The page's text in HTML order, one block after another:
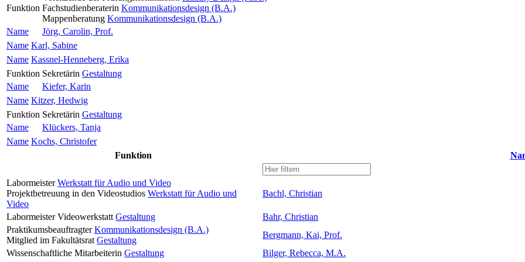
Funktion Fachstudienberaterin Kommunikationsdesign (B.A.)
Mappenberatung Kommunikationsdesign (B.A.)
Name
Jörg, Carolin, Prof.
Name Karl, Sabine
Name Kassnel-Henneberg, Erika
Funktion Sekretärin Gestaltung
Name
Kiefer, Karin
Name Kitzer, Hedwig
Funktion Sekretärin Gestaltung
Name
Klückers, Tanja
Name Kochs, Christofer
Funktion
LabormeisterWerkstatt für Audio und Video
Projektbetreuung in den Videostudios Werkstatt für Audio und
Video
Bachl, Christian
Labormeister Videowerkstatt Gestaltung
Bahr, Christian
PraktikumsbeauftragterKommunikationsdesign (B.A.)
Mitglied im Fakultätsrat Gestaltung
Bergmann, Kai, Prof.
Wissenschaftliche Mitarbeiterin Gestaltung
Bilger, Rebecca, M.A.